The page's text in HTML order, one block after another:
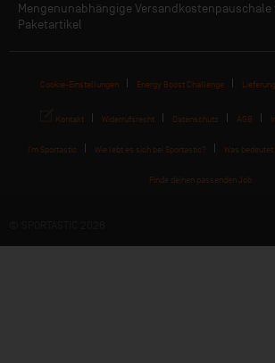
Mengenunabhängige Versandkostenpauschale
Paketartikel
Cookie-Einstellungen Energy Boost Challenge
Kontakt Widerrufsrecht Datenschutz AGB
I'm Sportastic Wie lebt es sich bei Sportastic? Was
Finde deinen passenden Job